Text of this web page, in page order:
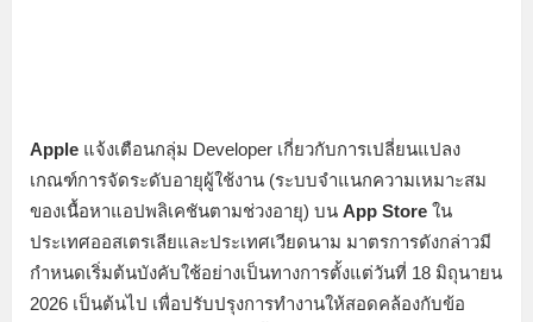
Apple แจ้งเตือนกลุ่ม Developer เกี่ยวกับการเปลี่ยนแปลง
เกณฑ์การจัดระดับอายุผู้ใช้งาน (ระบบจำแนกความเหมาะสม
ของเนื้อหาแอปพลิเคชันตามช่วงอายุ) บน App Store ใน
ประเทศออสเตรเลียและประเทศเวียดนาม มาตรการดังกล่าวมี
กำหนดเริ่มต้นบังคับใช้อย่างเป็นทางการตั้งแต่วันที่ 18 มิถุนายน
2026 เป็นต้นไป เพื่อปรับปรุงการทำงานให้สอดคล้องกับข้อ